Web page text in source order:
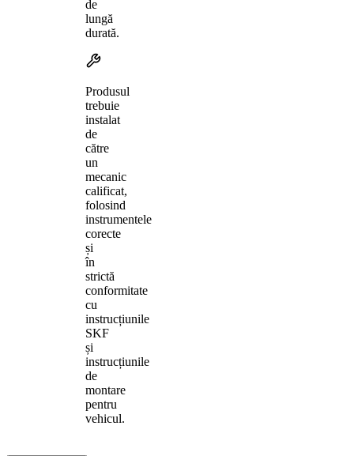
de
lungă
durată.
Produsul
trebuie
instalat
de
către
un
mecanic
calificat,
folosind
instrumentele
corecte
și
în
strictă
conformitate
cu
instrucțiunile
SKF
și
instrucțiunile
de
montare
pentru
vehicul.